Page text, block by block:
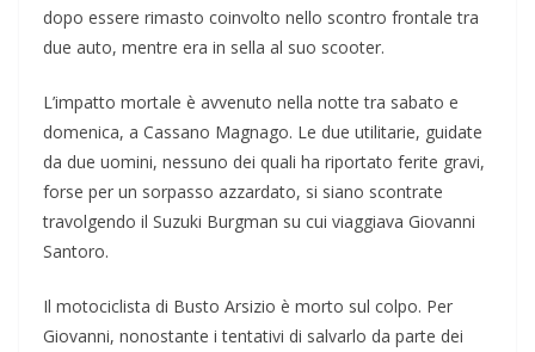
dopo essere rimasto coinvolto nello scontro frontale tra
due auto, mentre era in sella al suo scooter.
L’impatto mortale è avvenuto nella notte tra sabato e
domenica, a Cassano Magnago. Le due utilitarie, guidate
da due uomini, nessuno dei quali ha riportato ferite gravi,
forse per un sorpasso azzardato, si siano scontrate
travolgendo il Suzuki Burgman su cui viaggiava Giovanni
Santoro.
Il motociclista di Busto Arsizio è morto sul colpo. Per
Giovanni, nonostante i tentativi di salvarlo da parte dei